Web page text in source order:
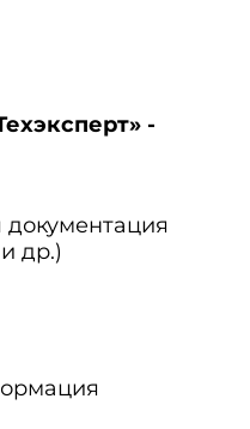
-
документация
др.)